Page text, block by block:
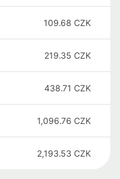
109.68 CZK
219.35 CZK
438.71 CZK
1,096.76 CZK
2,193.53 CZK